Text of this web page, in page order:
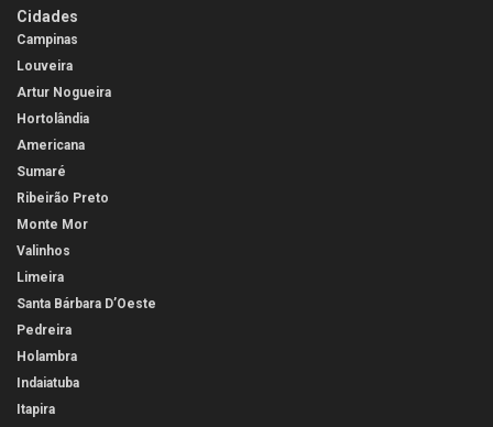
Cidades
Campinas
Louveira
Artur Nogueira
Hortolândia
Americana
Sumaré
Ribeirão Preto
Monte Mor
Valinhos
Limeira
Santa Bárbara D’Oeste
Pedreira
Holambra
Indaiatuba
Itapira